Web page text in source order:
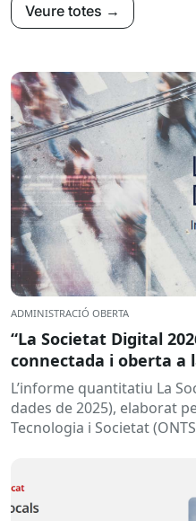
Veure totes →
ADMINISTRACIÓ OBERTA
“La Societat Digital
connectada i oberta a
L’informe quantitatiu La
dades de 2025), elaborat
Tecnologia i Societat